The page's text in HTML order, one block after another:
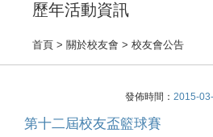
歷年活動資訊
首頁 > 關於校友會 > 校友會公告
發佈時間： 2015-
第十二屆校友盃籃球賽